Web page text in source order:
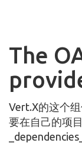
The
Vert.X的这个
要在自己的项